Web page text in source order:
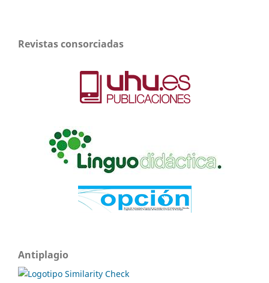
Revistas consorciadas
Antiplagio